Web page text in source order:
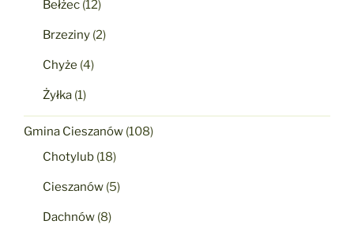
Bełżec (12)
Brzeziny (2)
Chyże (4)
Żyłka (1)
Gmina Cieszanów (108)
Chotylub (18)
Cieszanów (5)
Dachnów (8)